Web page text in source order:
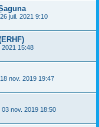
juil. 2021 9:10
2021 15:48
nov. 2019 19:47
03 nov. 2019 18:50